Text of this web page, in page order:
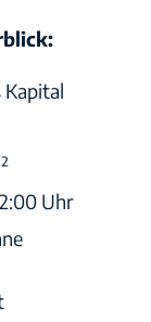
Kapital
Uhr